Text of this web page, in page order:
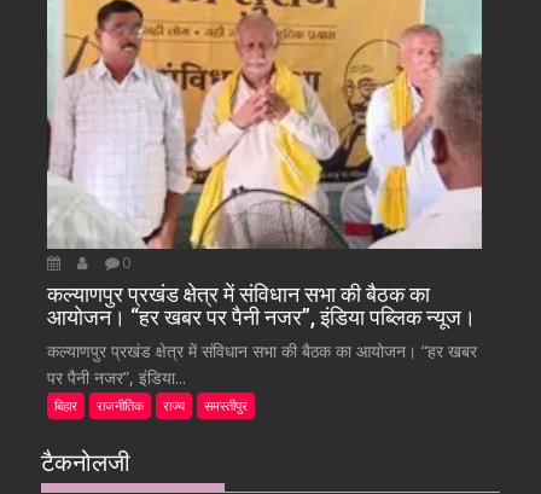
0
कल्याणपुर प्रखंड क्षेत्र में संविधान सभा की बैठक का
आयोजन। “हर खबर पर पैनी नजर”, इंडिया पब्लिक न्यूज।
कल्याणपुर प्रखंड क्षेत्र में संविधान सभा की बैठक का आयोजन। “हर खबर
पर पैनी नजर”, इंडिया...
बिहार राजनीतिक राज्य समस्तीपुर
टैकनोलजी